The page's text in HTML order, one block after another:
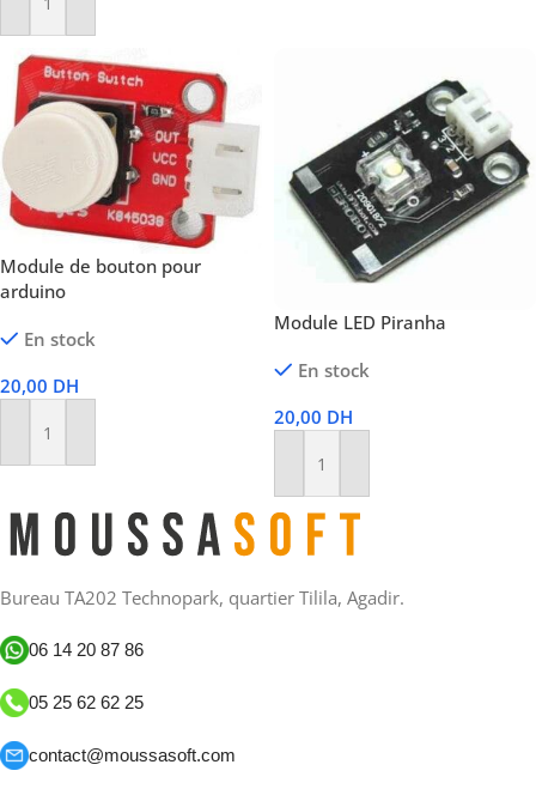
Ajouter Au Panier
Module de bouton pour
arduino
En stock
20,00 DH
Ajouter Au Panier
Module LED Piranha
En stock
20,00 DH
Ajouter Au Panier
Bureau TA202 Technopark, quartier Tilila, Agadir.
06 14 20 87 86
05 25 62 62 25
contact@moussasoft.com